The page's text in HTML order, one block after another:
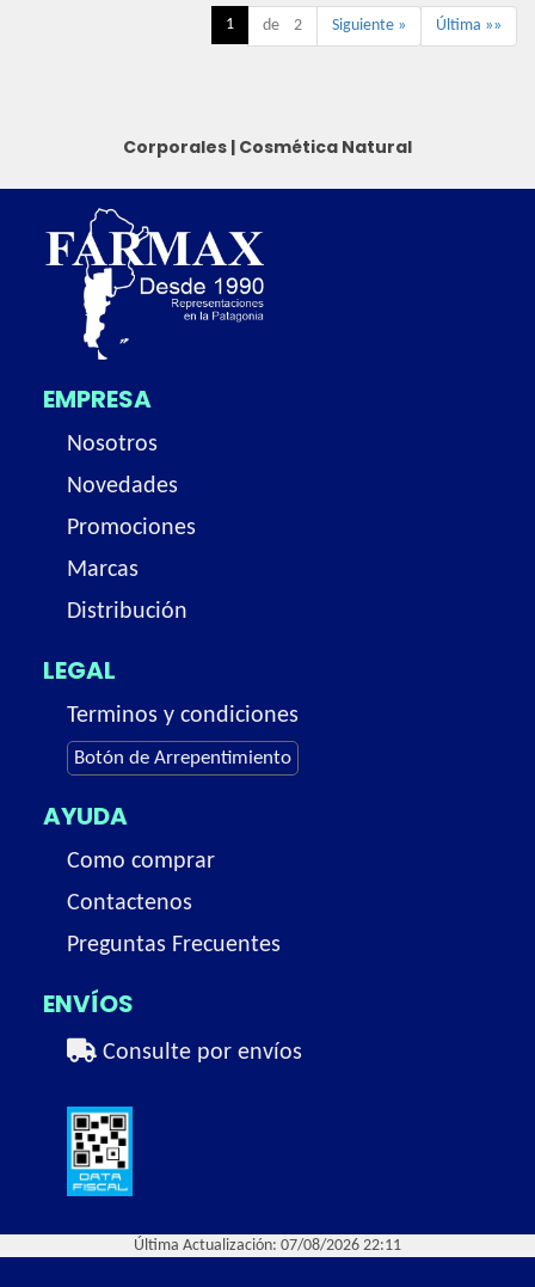
1 de 2 Siguiente » Última »»
Corporales | Cosmética Natural
EMPRESA
Nosotros
Novedades
Promociones
Marcas
Distribución
LEGAL
Terminos y condiciones
Botón de Arrepentimiento
AYUDA
Como comprar
Contactenos
Preguntas Frecuentes
ENVÍOS
Consulte por envíos
Última Actualización: 07/08/2026 22:11